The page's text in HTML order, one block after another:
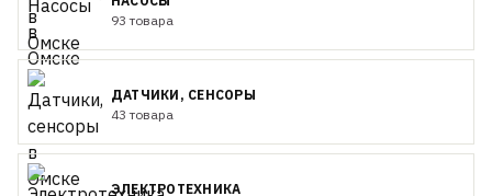
93 товара
ДАТЧИКИ, СЕНСОРЫ
43 товара
ЭЛЕКТРОТЕХНИКА